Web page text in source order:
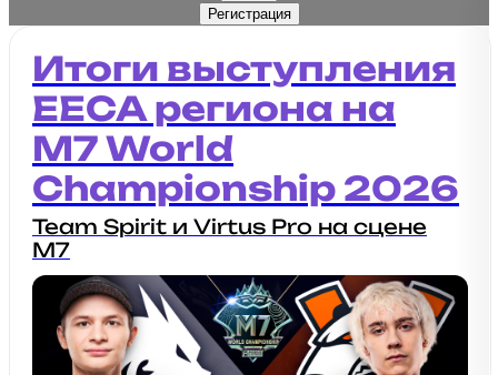
Регистрация
Итоги выступления
EECA региона на
M7 World
Championship 2026
Team Spirit и Virtus Pro на сцене
М7